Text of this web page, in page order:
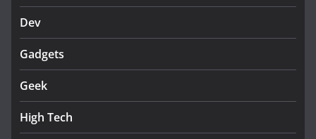
Dev
Gadgets
Geek
High Tech